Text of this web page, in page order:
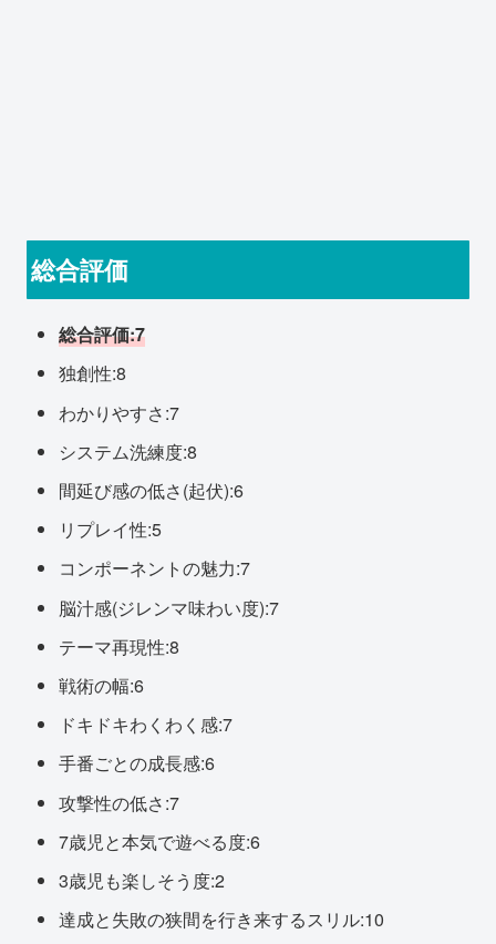
総合評価
総合評価:7
独創性:8
わかりやすさ:7
システム洗練度:8
間延び感の低さ(起伏):6
リプレイ性:5
コンポーネントの魅力:7
脳汁感(ジレンマ味わい度):7
テーマ再現性:8
戦術の幅:6
ドキドキわくわく感:7
手番ごとの成長感:6
攻撃性の低さ:7
7歳児と本気で遊べる度:6
3歳児も楽しそう度:2
達成と失敗の狭間を行き来するスリル:10